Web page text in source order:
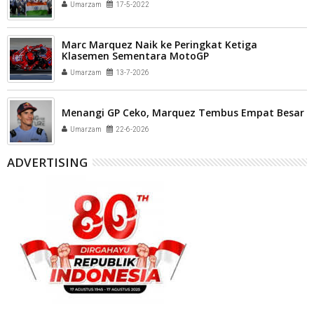
Umarzam 17-5-2022
Marc Marquez Naik ke Peringkat Ketiga
Klasemen Sementara MotoGP
Umarzam 13-7-2026
Menangi GP Ceko, Marquez Tembus Empat Besar
Umarzam 22-6-2026
ADVERTISING